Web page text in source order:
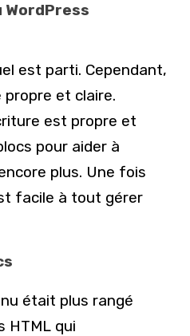
est parti. Cependant,
et claire.
est propre et
pour aider à
plus. Une fois
facile à tout gérer
était plus rangé
HTML qui